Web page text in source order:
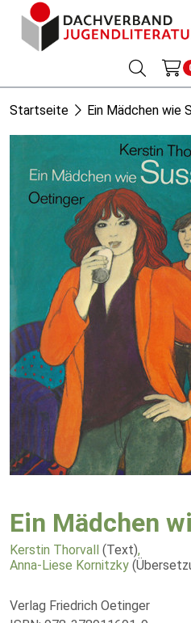
Startseite Ein Mädchen wie
Ein Mädchen
Kerstin Thorvall (Text),
Anna-Liese Kornitzky
Verlag Friedrich Oetinger